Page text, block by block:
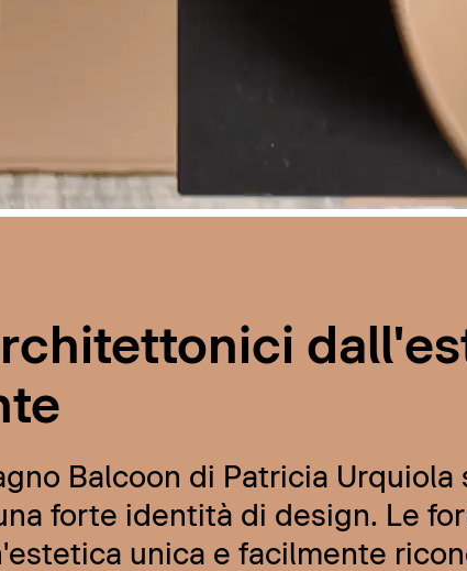
Balcoon di Patricia
forte identità di design. Le
unica e facilmente